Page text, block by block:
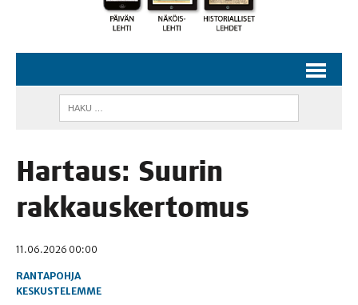
Har­taus: Suu­rin
rakkauskertomus
11.06.2026 00:00
RANTAPOHJA
KESKUSTELEMME